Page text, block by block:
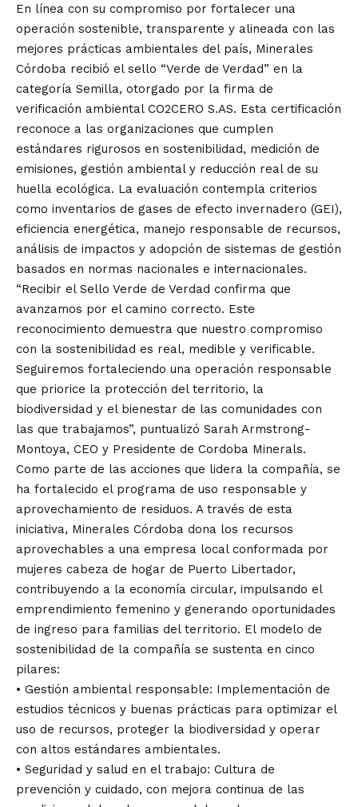
En línea con su compromiso por fortalecer una
operación sostenible, transparente y alineada con las
mejores prácticas ambientales del país, Minerales
Córdoba recibió el sello “Verde de Verdad” en la
categoría Semilla, otorgado por la firma de
verificación ambiental CO2CERO S.AS. Esta certificación
reconoce a las organizaciones que cumplen
estándares rigurosos en sostenibilidad, medición de
emisiones, gestión ambiental y reducción real de su
huella ecológica. La evaluación contempla criterios
como inventarios de gases de efecto invernadero (GEI),
eficiencia energética, manejo responsable de recursos,
análisis de impactos y adopción de sistemas de gestión
basados en normas nacionales e internacionales.
“Recibir el Sello Verde de Verdad confirma que
avanzamos por el camino correcto. Este
reconocimiento demuestra que nuestro compromiso
con la sostenibilidad es real, medible y verificable.
Seguiremos fortaleciendo una operación responsable
que priorice la protección del territorio, la
biodiversidad y el bienestar de las comunidades con
las que trabajamos”, puntualizó Sarah Armstrong-
Montoya, CEO y Presidente de Cordoba Minerals.
Como parte de las acciones que lidera la compañía, se
ha fortalecido el programa de uso responsable y
aprovechamiento de residuos. A través de esta
iniciativa, Minerales Córdoba dona los recursos
aprovechables a una empresa local conformada por
mujeres cabeza de hogar de Puerto Libertador,
contribuyendo a la economía circular, impulsando el
emprendimiento femenino y generando oportunidades
de ingreso para familias del territorio. El modelo de
sostenibilidad de la compañía se sustenta en cinco
pilares:
• Gestión ambiental responsable: Implementación de
estudios técnicos y buenas prácticas para optimizar el
uso de recursos, proteger la biodiversidad y operar
con altos estándares ambientales.
• Seguridad y salud en el trabajo: Cultura de
prevención y cuidado, con mejora continua de las